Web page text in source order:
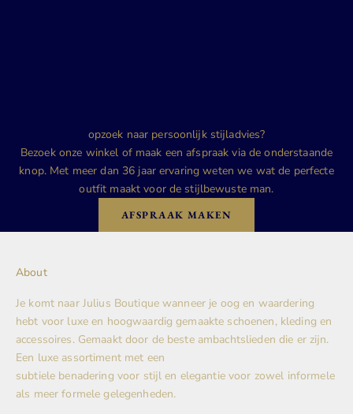
opzoek naar persoonlijk stijladvies?
Bezoek onze winkel of maak een afspraak via de onderstaande
knop. Met meer dan 36 jaar ervaring weten we wat de perfecte
outfit maakt voor de stijlbewuste man.
AFSPRAAK MAKEN
About
Je komt naar Julius Boutique wanneer je oog en waardering
hebt voor luxe en hoogwaardig gemaakte schoenen, kleding en
accessoires. Gemaakt door de beste ambachtslieden die er zijn.
Een luxe assortiment met een
subtiele benadering voor stijl en elegantie voor zowel informele
als meer formele gelegenheden.